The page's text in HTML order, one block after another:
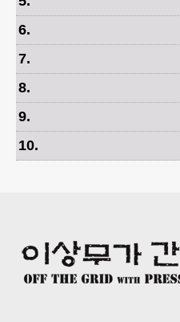
6.
7.
8.
9.
10.